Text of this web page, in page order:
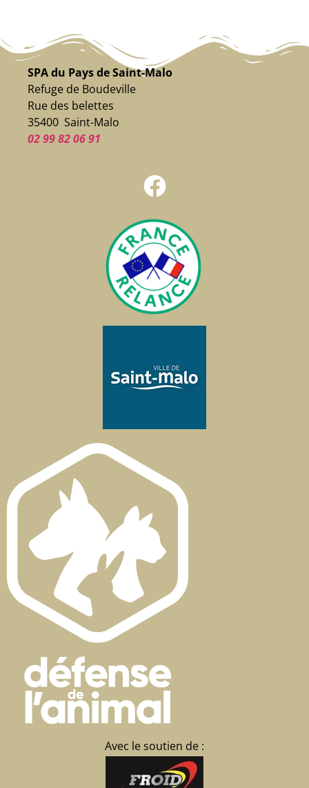
SPA du Pays de Saint-Malo
Refuge de Boudeville
Rue des belettes
35400 Saint-Malo
02 99 82 06 91
Avec le soutien de :